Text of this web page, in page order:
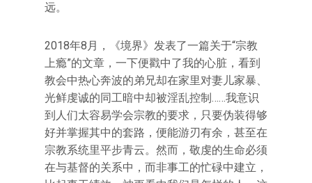
远。
2018年8月，《境界》发表了一篇关于“宗教
上瘾”的文章，一下便戳中了我的心脏，看到
教会中热心奔波的弟兄却在家里对妻儿家暴、
光鲜虔诚的同工暗中却被淫乱控制……我意识
到人们太容易学会宗教的要求，只要伪装得够
好并掌握其中的套路，便能游刃有余，甚至在
宗教系统里平步青云。然而，敬虔的生命必须
在与基督的关系中，而非事工的忙碌中建立，